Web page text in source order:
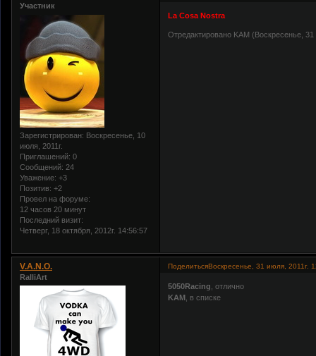
Участник
Зарегистрирован: Воскресенье, 10
июля, 2011г.
Приглашений: 0
Сообщений: 24
Уважение: +3
Позитив: +2
Провел на форуме:
12 часов 20 минут
Последний визит:
Четверг, 18 октября, 2012г. 14:56:57
La Cosa Nostra
Отредактировано KAM (Воскресенье,
ПоделитьсяВоскресенье, 31 июля, 2011г.
V.A.N.O.
RalliArt
5050Racing , отлично
KAM , в списке